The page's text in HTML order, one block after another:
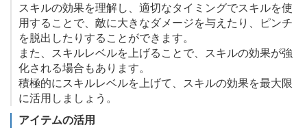
スキルの効果を理解し、適切なタイミングでスキルを使
用することで、敵に大きなダメージを与えたり、ピンチ
を脱出したりすることができます。
また、スキルレベルを上げることで、スキルの効果が強
化される場合もあります。
積極的にスキルレベルを上げて、スキルの効果を最大限
に活用しましょう。
アイテムの活用